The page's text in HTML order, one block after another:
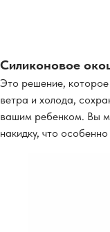
Силиконовое
Это решение,
ветра и холода,
вашим ребенком. Вы
накидку, что